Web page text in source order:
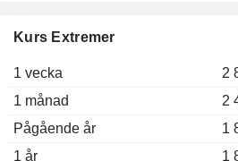
Kurs Extremer
1 vecka 2
1 månad
2
Pågående år
1
1 år
1